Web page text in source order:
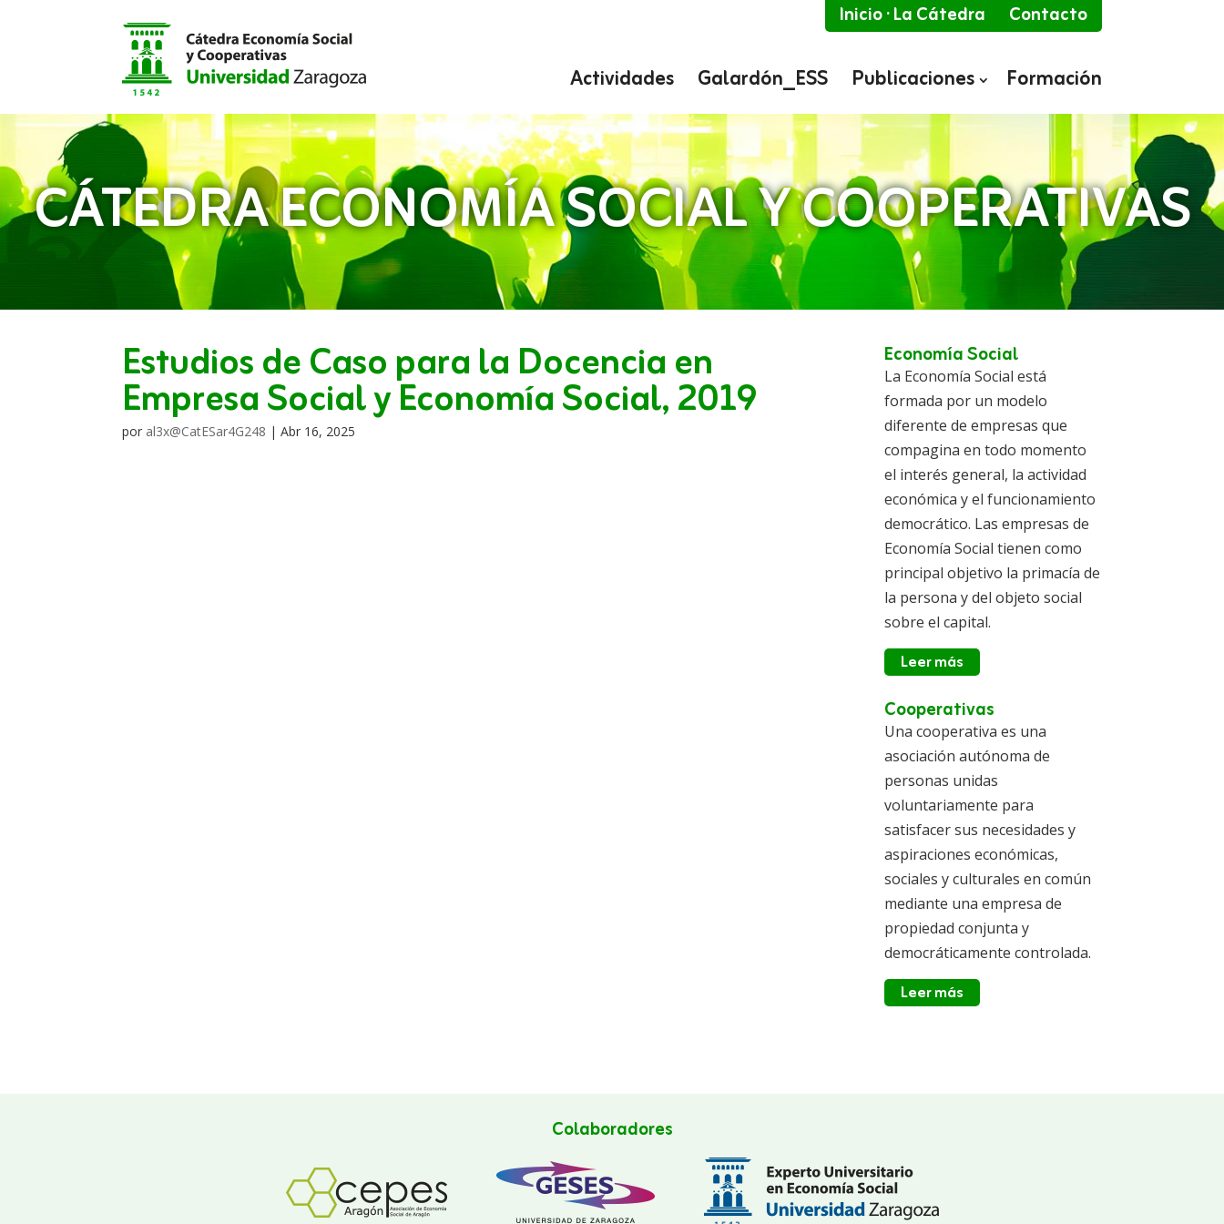
Inicio · La Cátedra Contacto
Actividades Galardón_ESS Publicaciones Formación
CÁTEDRA ECONOMÍA SOCIAL Y COOPERATIVAS
Estudios de Caso para la Docencia en
Empresa Social y Economía Social, 2019
por al3x@CatESar4G248 |Abr 16, 2025
Economía Social
La Economía Social está
formada por un modelo
diferente de empresas que
compagina en todo momento
el interés general, la actividad
económica y el funcionamiento
democrático. Las empresas de
Economía Social tienen como
principal objetivo la primacía de
la persona y del objeto social
sobre el capital.
Leer más
Cooperativas
Una cooperativa es una
asociación autónoma de
personas unidas
voluntariamente para
satisfacer sus necesidades y
aspiraciones económicas,
sociales y culturales en común
mediante una empresa de
propiedad conjunta y
democráticamente controlada.
Leer más
Colaboradores